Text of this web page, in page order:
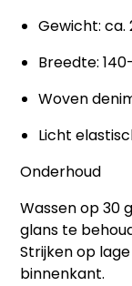
Gewicht: ca.
Breedte:
Woven
Licht
Onderhoud
Wassen op 30
glans te
Strijken op
binnenkant.